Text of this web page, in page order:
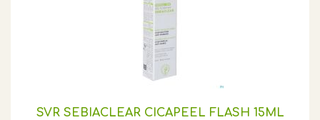
SVR SEBIACLEAR CICAPEEL FLASH 15ML